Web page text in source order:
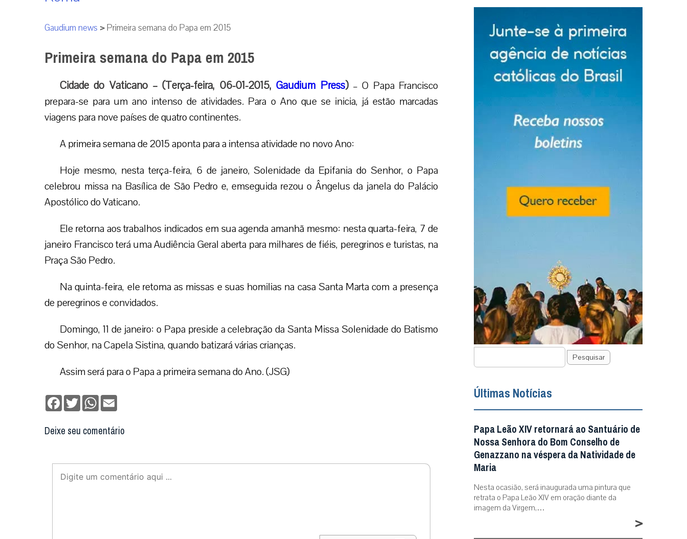
Gaudium news >Primeira semana do Papa em 2015
Primeira semana do Papa em 2015
Cidade do Vaticano – (Terça-feira, 06-01-2015, Gaudium Press)– O Papa Francisco
prepara-se para um ano intenso de atividades. Para o Ano que se inicia, já estão marcadas
viagens para nove países de quatro continentes.
A primeira semana de 2015 aponta para a intensa atividade no novo Ano:
Hoje mesmo, nesta terça-feira, 6 de janeiro, Solenidade da Epifania do Senhor, o Papa
celebrou missa na Basílica de São Pedro e, emseguida rezou o Ângelus da janela do Palácio
Apostólico do Vaticano.
Ele retorna aos trabalhos indicados em sua agenda amanhã mesmo: nesta quarta-feira, 7 de
janeiro Francisco terá uma Audiência Geral aberta para milhares de fiéis, peregrinos e turistas, na
Praça São Pedro.
Na quinta-feira, ele retoma as missas e suas homilias na casa Santa Marta com a presença
de peregrinos e convidados.
Domingo, 11 de janeiro: o Papa preside a celebração da Santa Missa Solenidade do Batismo
do Senhor, na Capela Sistina, quando batizará várias crianças.
Assim será para o Papa a primeira semana do Ano. (JSG)
Facebook
TwitterWhatsApp
Deixe seu comentário
Pesquisar
Últimas Notícias
Papa Leão XIV retornará ao Santuário de
Nossa Senhora do Bom Conselho de
Genazzano na véspera da Natividade de
Maria
Nesta ocasião, será inaugurada uma pintura que
retrata o Papa Leão XIV em oração diante da
imagem da Virgem,…
>